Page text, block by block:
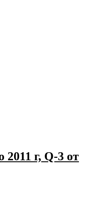
г, Q-3 от